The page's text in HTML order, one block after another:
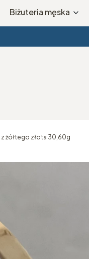
Biżuteria męska
żółtego złota 30,60g